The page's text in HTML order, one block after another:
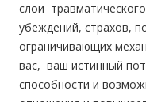
слои
убеждений, страхов,
ограничивающих
вас, ваш истинный
способности и